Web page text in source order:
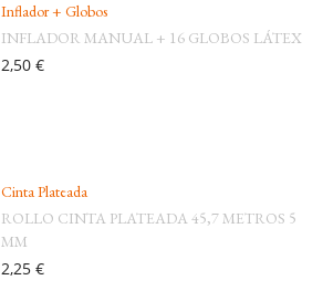
Inflador + Globos
INFLADOR MANUAL + 16 GLOBOS LÁTEX
2,50 €
Cinta Plateada
ROLLO CINTA PLATEADA 45,7 METROS 5
MM
2,25 €